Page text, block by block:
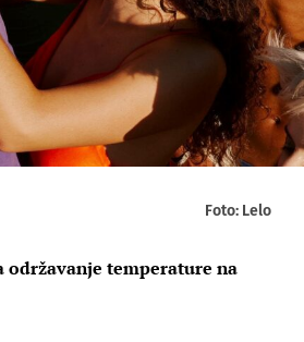
Foto: Lelo
temperature na